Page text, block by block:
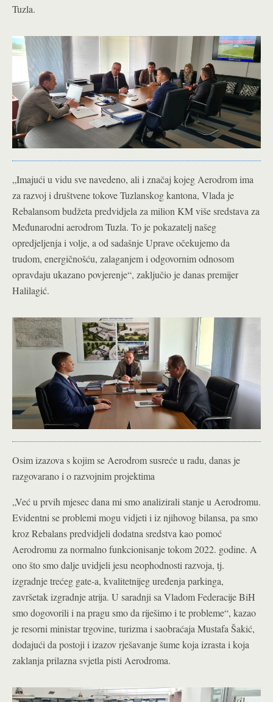
Tuzla.
„Imajući u vidu sve navedeno, ali i značaj kojeg Aerodrom ima
za razvoj i društvene tokove Tuzlanskog kantona, Vlada je
Rebalansom budžeta predvidjela za milion KM više sredstava za
Međunarodni aerodrom Tuzla. To je pokazatelj našeg
opredjeljenja i volje, a od sadašnje Uprave očekujemo da
trudom, energičnošću, zalaganjem i odgovornim odnosom
opravdaju ukazano povjerenje“, zaključio je danas premijer
Halilagić.
Osim izazova s kojim se Aerodrom susreće u radu, danas je
razgovarano i o razvojnim projektima
„Već u prvih mjesec dana mi smo analizirali stanje u Aerodromu.
Evidentni se problemi mogu vidjeti i iz njihovog bilansa, pa smo
kroz Rebalans predvidjeli dodatna sredstva kao pomoć
Aerodromu za normalno funkcionisanje tokom 2022. godine. A
ono što smo dalje uvidjeli jesu neophodnosti razvoja, tj.
izgradnje trećeg gate-a, kvalitetnijeg uređenja parkinga,
završetak izgradnje atrija. U saradnji sa Vladom Federacije BiH
smo dogovorili i na pragu smo da riješimo i te probleme“, kazao
je resorni ministar trgovine, turizma i saobraćaja Mustafa Šakić,
dodajući da postoji i izazov rješavanje šume koja izrasta i koja
zaklanja prilazna svjetla pisti Aerodroma.